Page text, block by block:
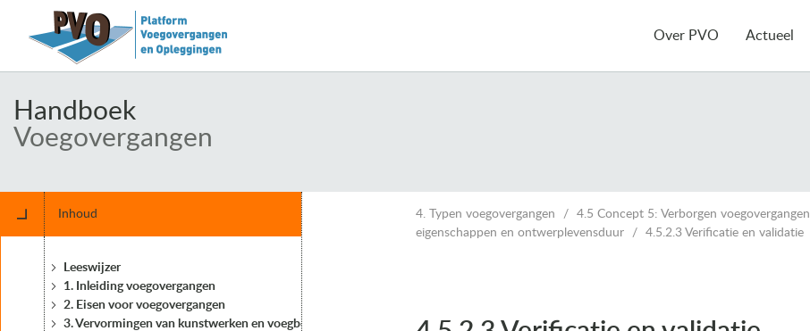
Over PVO Actueel
Handboek
Voegovergangen
Inhoud
Leeswijzer
1. Inleiding voegovergangen
2. Eisen voor voegovergangen
3. Vervormingen van kunstwerken en voegbewegingen
4. Typen voegovergangen 4.5 Concept 5: Verborgen voegovergangen
eigenschappen en ontwerplevensduur
4.5.2.3 Verificatie en validatie